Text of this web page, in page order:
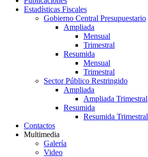
Estadísticas Fiscales
Gobierno Central Presupuestario
Ampliada
Mensual
Trimestral
Resumida
Mensual
Trimestral
Sector Público Restringido
Ampliada
Ampliada Trimestral
Resumida
Resumida Trimestral
Contactos
Multimedia
Galería
Video